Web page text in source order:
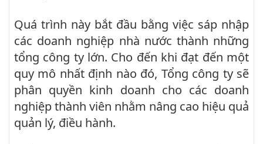
Quá trình này bắt đầu bằng việc sáp nhập
các doanh nghiệp nhà nước thành những
tổng công ty lớn. Cho đến khi đạt đến một
quy mô nhất định nào đó, Tổng công ty sẽ
phân quyền kinh doanh cho các doanh
nghiệp thành viên nhằm nâng cao hiệu quả
quản lý, điều hành.